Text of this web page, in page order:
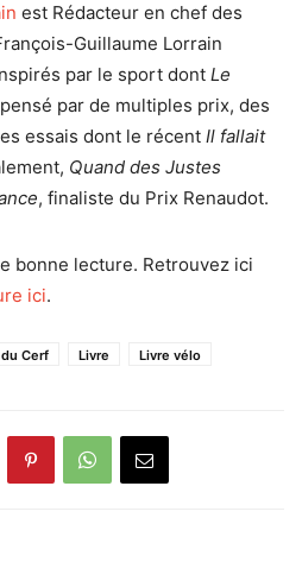
est Rédacteur en chef des
Guillaume Lorrain
par le sport dont Le
par de multiples prix, des
essais dont le récent Il fallait
Quand des Justes
, finaliste du Prix Renaudot.
bonne lecture. Retrouvez ici
ici.
Cerf Livre Livre vélo